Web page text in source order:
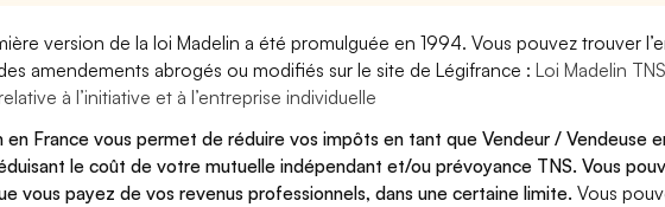
version de la loi Madelin a été promulguée en 1994. Vous pouvez trouver
amendements abrogés ou modifiés sur le site de Légifrance :Loi Madelin
à l’initiative et à l’entreprise individuelle
en France vous permet de réduire vos impôts en tant que Vendeur / Vendeuse
le coût de votre mutuelle indépendant et/ou prévoyance TNS. Vous
vous payez de vos revenus professionnels, dans une certaine limite.Vous